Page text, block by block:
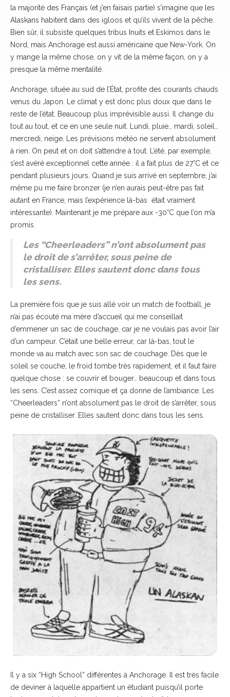
la majorité des Français (et j’en faisais partie) s’imagine que les
Alaskans habitent dans des igloos et qu’ils vivent de la pêche.
Bien sûr, il subsiste quelques tribus Inuits et Eskimos dans le
Nord, mais Anchorage est aussi américaine que New-York. On
y mange la même chose, on y vit de la même façon, on y a
presque la même mentalité.
Anchorage, située au sud de l’État, profite des courants chauds
venus du Japon. Le climat y est donc plus doux que dans le
reste de l’état. Beaucoup plus imprévisible aussi. Il change du
tout au tout, et ce en une seule nuit. Lundi, pluie… mardi, soleil…
mercredi, neige. Les prévisions météo ne servent absolument
à rien. On peut et on doit s’attendre à tout. L’été, par exemple,
s’est avéré exceptionnel cette année : il a fait plus de 27°C et ce
pendant plusieurs jours. Quand je suis arrivé en septembre, j’ai
même pu me faire bronzer (je n’en aurais peut-être pas fait
autant en France, mais l’expérience là-bas était vraiment
intéressante). Maintenant je me prépare aux -30°C que l’on m’a
promis.
Les “Cheerleaders” n’ont absolument pas
le droit de s’arrêter, sous peine de
cristalliser. Elles sautent donc dans tous
les sens.
La première fois que je suis allé voir un match de football, je
n’ai pas écouté ma mère d’accueil qui me conseillait
d’emmener un sac de couchage, car je ne voulais pas avoir l’air
d’un campeur. C’était une belle erreur, car là-bas, tout le
monde va au match avec son sac de couchage. Dès que le
soleil se couche, le froid tombe très rapidement, et il faut faire
quelque chose : se couvrir et bouger… beaucoup et dans tous
les sens. C’est assez comique et ça donne de l’ambiance. Les
“Cheerleaders” n’ont absolument pas le droit de s’arrêter, sous
peine de cristalliser. Elles sautent donc dans tous les sens.
Il y a six “High School” différentes à Anchorage. Il est très facile
de deviner à laquelle appartient un étudiant puisqu’il porte